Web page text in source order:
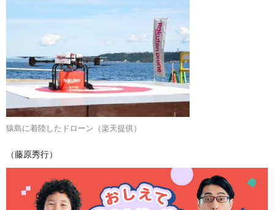
猿島に着陸したドローン（楽天提供）
（藤原秀行）